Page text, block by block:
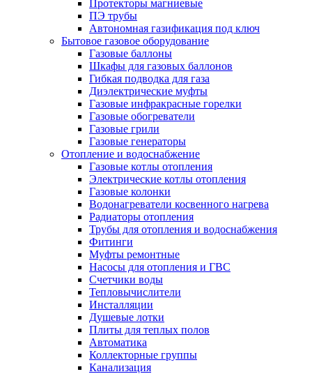
Протекторы магниевые
ПЭ трубы
Автономная газификация под ключ
Бытовое газовое оборудование
Газовые баллоны
Шкафы для газовых баллонов
Гибкая подводка для газа
Диэлектрические муфты
Газовые инфракрасные горелки
Газовые обогреватели
Газовые грили
Газовые генераторы
Отопление и водоснабжение
Газовые котлы отопления
Электрические котлы отопления
Газовые колонки
Водонагреватели косвенного нагрева
Радиаторы отопления
Трубы для отопления и водоснабжения
Фитинги
Муфты ремонтные
Насосы для отопления и ГВС
Счетчики воды
Тепловычислители
Инсталляции
Душевые лотки
Плиты для теплых полов
Автоматика
Коллекторные группы
Канализация